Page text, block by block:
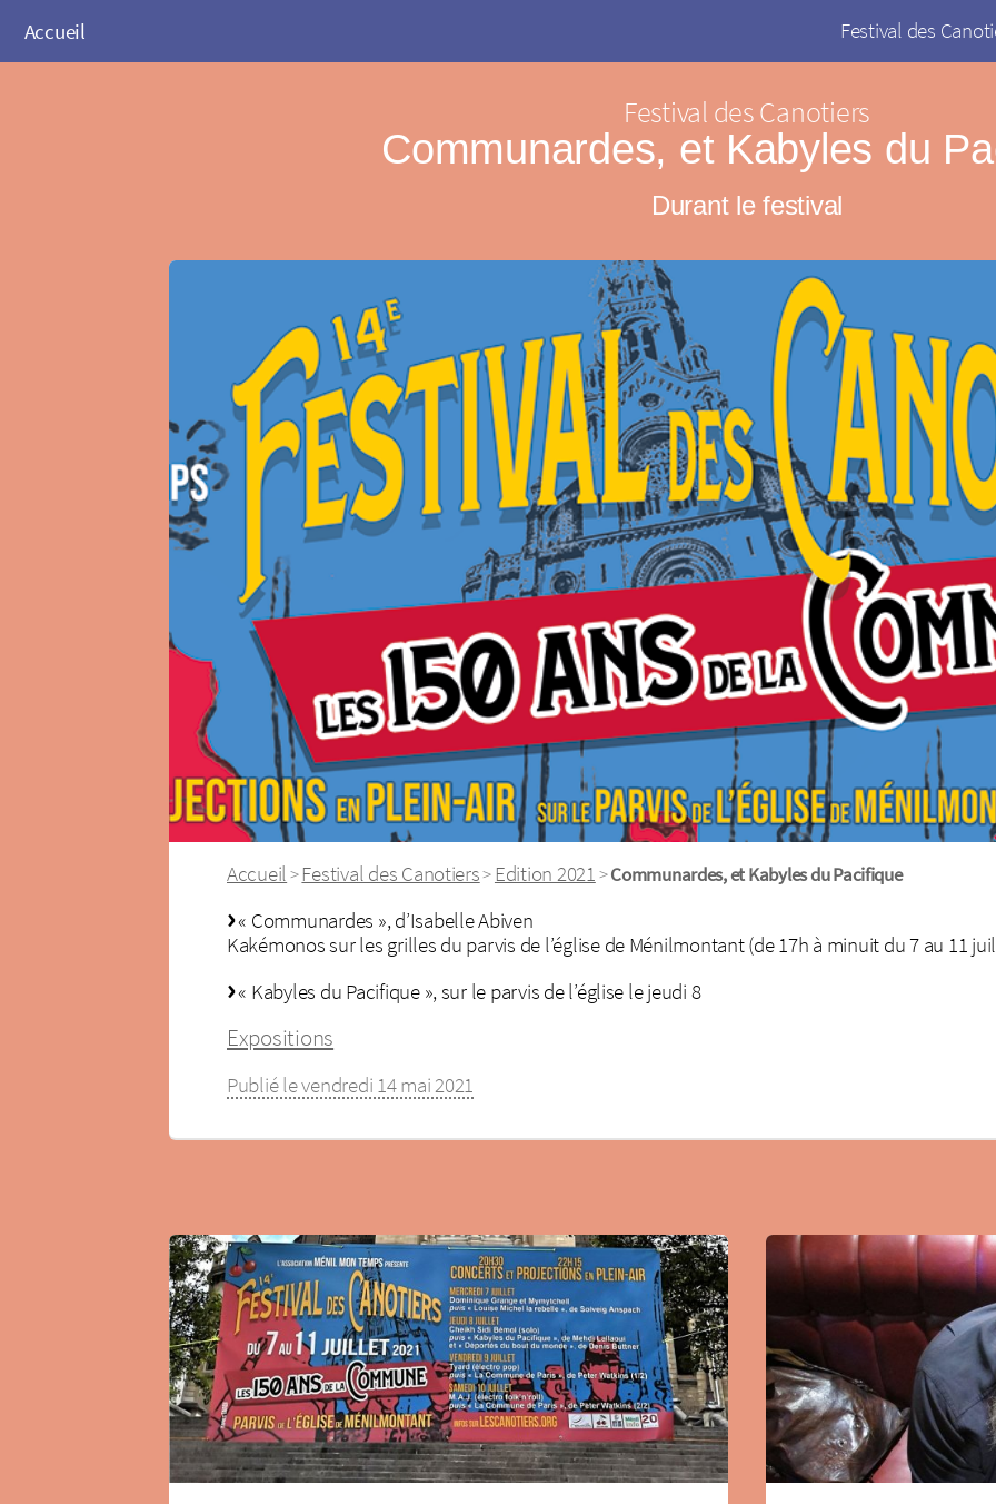
Accueil Festival des
Festival des Canotiers
Communardes, et Kabyles du
Durant le festival
Accueil >Festival des Canotiers>Edition 2021 >Communardes, et Kabyles du Pacifique
« Communardes », d’Isabelle Abiven
Kakémonos sur les grilles du parvis de l’église de Ménilmontant (de 17h à minuit du 7 au 11
« Kabyles du Pacifique », sur le parvis de l’église le jeudi 8
Expositions
Publié le vendredi 14 mai 2021